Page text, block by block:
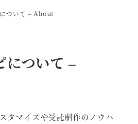
ついて – About
について –
タマイズや受託制作のノウハ